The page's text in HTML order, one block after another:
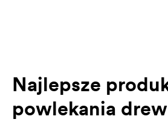
Najlepsze
powlekania